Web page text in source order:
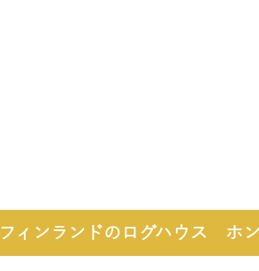
フィンランドのログハウス ホ